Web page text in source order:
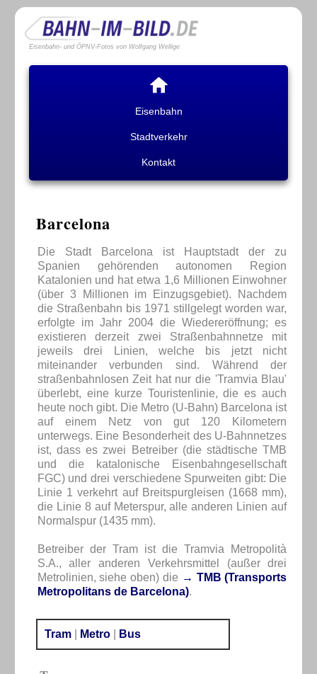
Eisenbahn- und ÖPNV-Fotos von Wolfgang Wellige
Eisenbahn
Stadtverkehr
Kontakt
Barcelona
Die Stadt Barcelona ist Hauptstadt der zu
Spanien gehörenden autonomen Region
Katalonien und hat etwa 1,6 Millionen Einwohner
(über 3 Millionen im Einzugsgebiet). Nachdem
die Straßenbahn bis 1971 stillgelegt worden war,
erfolgte im Jahr 2004 die Wiedereröffnung; es
existieren derzeit zwei Straßenbahnnetze mit
jeweils drei Linien, welche bis jetzt nicht
miteinander verbunden sind. Während der
straßenbahnlosen Zeit hat nur die 'Tramvia Blau'
überlebt, eine kurze Touristenlinie, die es auch
heute noch gibt. Die Metro (U-Bahn) Barcelona ist
auf einem Netz von gut 120 Kilometern
unterwegs. Eine Besonderheit des U-Bahnnetzes
ist, dass es zwei Betreiber (die städtische TMB
und die katalonische Eisenbahngesellschaft
FGC) und drei verschiedene Spurweiten gibt: Die
Linie 1 verkehrt auf Breitspurgleisen (1668 mm),
die Linie 8 auf Meterspur, alle anderen Linien auf
Normalspur (1435 mm).
Betreiber der Tram ist die Tramvia Metropolità
S.A., aller anderen Verkehrsmittel (außer drei
Metrolinien, siehe oben) die → TMB (Transports
Metropolitans de Barcelona).
Tram Metro Bus